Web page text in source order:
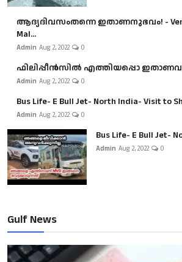
ആദ്യദിവസംതന്നെ ഇതാണനുഭവം! -
Mal...
Admin Aug 2, 2022 0
ഫിലിപ്പീൻസിൽ എത്തിയപ്പൊ
Admin Aug 2, 2022 0
Bus Life- E Bull Jet- North India- Visit to
Admin Aug 2, 2022 0
Bus Life- E Bull Jet-
Admin Aug 2, 2022 0
Gulf News